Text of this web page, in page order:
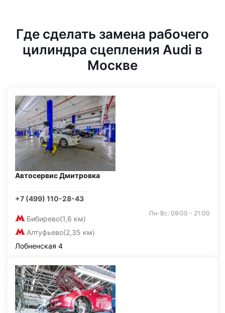
Где сделать замена рабочего
цилиндра сцепления Audi в
Москве
Автосервис Дмитровка
+7 (499) 110-28-43
Бибирево(1,6 км)
Алтуфьево(2,35 км)
Пн-Вс: 09:00 - 21:00
Лобненская 4